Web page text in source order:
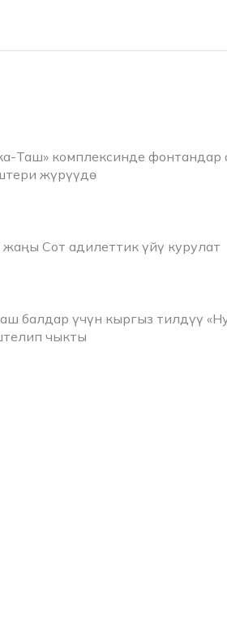
Таш» комплексинде фонтандар
жүрүүдө
Сот адилеттик үйү курулат
балдар үчүн кыргыз тилдүү
чыкты